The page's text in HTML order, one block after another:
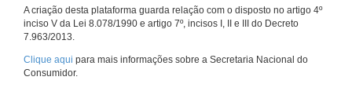
A criação desta plataforma guarda relação com o disposto no artigo 4º
inciso V da Lei 8.078/1990 e artigo 7º, incisos I, II e III do Decreto
7.963/2013.
Clique aqui para mais informações sobre a Secretaria Nacional do
Consumidor.